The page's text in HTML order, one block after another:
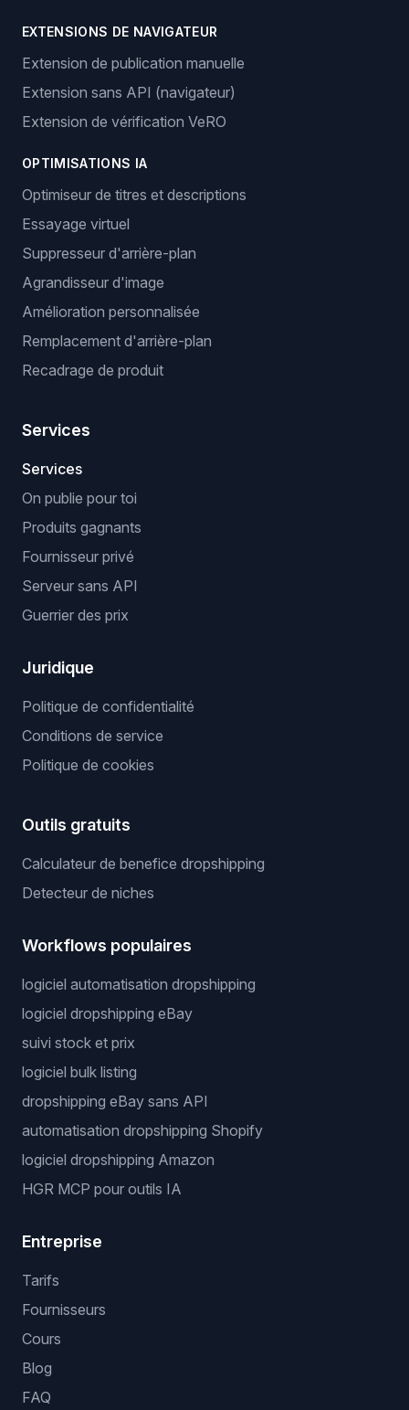
EXTENSIONS DE NAVIGATEUR
Extension de publication manuelle
Extension sans API (navigateur)
Extension de vérification VeRO
OPTIMISATIONS IA
Optimiseur de titres et descriptions
Essayage virtuel
Suppresseur d'arrière-plan
Agrandisseur d'image
Amélioration personnalisée
Remplacement d'arrière-plan
Recadrage de produit
Services
Services
On publie pour toi
Produits gagnants
Fournisseur privé
Serveur sans API
Guerrier des prix
Juridique
Politique de confidentialité
Conditions de service
Politique de cookies
Outils gratuits
Calculateur de benefice dropshipping
Detecteur de niches
Workflows populaires
logiciel automatisation dropshipping
logiciel dropshipping eBay
suivi stock et prix
logiciel bulk listing
dropshipping eBay sans API
automatisation dropshipping Shopify
logiciel dropshipping Amazon
HGR MCP pour outils IA
Entreprise
Tarifs
Fournisseurs
Cours
Blog
FAQ